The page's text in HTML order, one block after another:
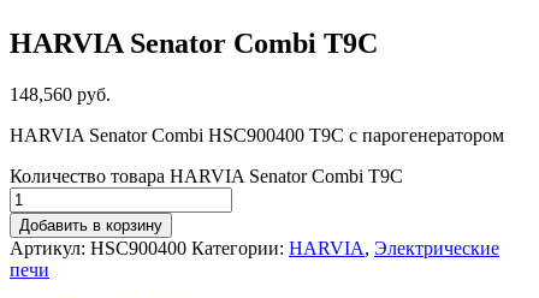
HARVIA Senator Combi T9C
148,560 руб.
HARVIA Senator Combi HSC900400 T9C c парогенератором
Количество товара HARVIA Senator Combi T9C
Добавить в корзину
Артикул: HSC900400 Категории: HARVIA, Электрические
печи